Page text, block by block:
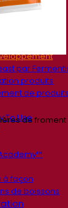
passionnée
par
produits
de produits
To Use
à façon
de boissons
de froment